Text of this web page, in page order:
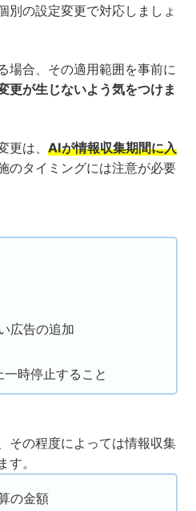
別の設定変更で対応しましょ
場合、その適用範囲を事前に
更が生じないよう気をつけま
更は、 AIが情報収集期間に入
のタイミングには注意が必要
広告の追加
一時停止すること
その程度によっては情報収集
。
の金額